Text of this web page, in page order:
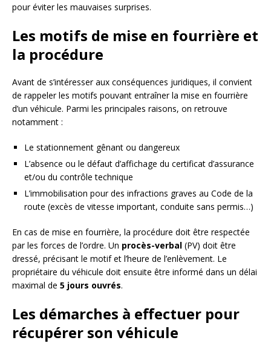
pour éviter les mauvaises surprises.
Les motifs de mise en fourrière et
la procédure
Avant de s’intéresser aux conséquences juridiques, il convient
de rappeler les motifs pouvant entraîner la mise en fourrière
d’un véhicule. Parmi les principales raisons, on retrouve
notamment :
Le stationnement gênant ou dangereux
L’absence ou le défaut d’affichage du certificat d’assurance
et/ou du contrôle technique
L’immobilisation pour des infractions graves au Code de la
route (excès de vitesse important, conduite sans permis…)
En cas de mise en fourrière, la procédure doit être respectée
par les forces de l’ordre. Un procès-verbal (PV) doit être
dressé, précisant le motif et l’heure de l’enlèvement. Le
propriétaire du véhicule doit ensuite être informé dans un délai
maximal de 5 jours ouvrés.
Les démarches à effectuer pour
récupérer son véhicule